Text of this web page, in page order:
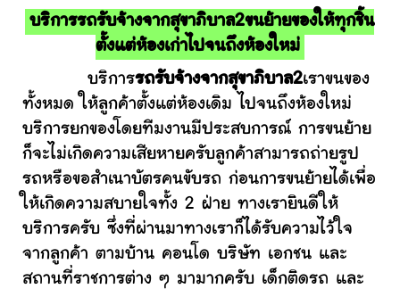
บริการรถรับจ้างจากสุขาภิบาล2ขนย้ายของให้ทุกชิ้น
ตั้งแต่ห้องเก่าไปจนถึงห้องใหม่
บริการรถรับจ้างจากสุขาภิบาล2เราขนของ
ทั้งหมด ให้ลูกค้าตั้งแต่ห้องเดิม ไปจนถึงห้องใหม่
บริการยกของโดยทีมงานมีประสบการณ์ การขนย้าย
ก็จะไม่เกิดความเสียหายครับลูกค้าสามารถถ่ายรูป
รถหรือขอสำเนาบัตรคนขับรถ ก่อนการขนย้ายได้เพื่อ
ให้เกิดความสบายใจทั้ง 2 ฝ่าย ทางเรายินดีให้
บริการครับ ซึ่งที่ผ่านมาทางเราก็ได้รับความไว้ใจ
จากลูกค้า ตามบ้าน คอนโด บริษัท เอกชน และ
สถานที่ราชการต่าง ๆ มามากครับ เด็กติดรถ และ